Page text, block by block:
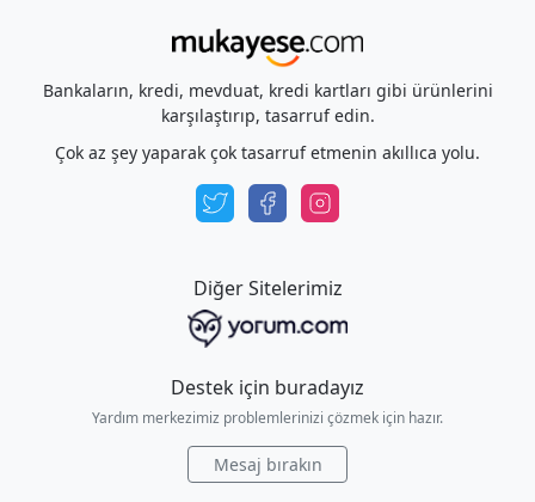
Bankaların, kredi, mevduat, kredi kartları gibi ürünlerini
karşılaştırıp, tasarruf edin.
Çok az şey yaparak çok tasarruf etmenin akıllıca yolu.
Diğer Sitelerimiz
Destek için buradayız
Yardım merkezimiz problemlerinizi çözmek için hazır.
Mesaj bırakın